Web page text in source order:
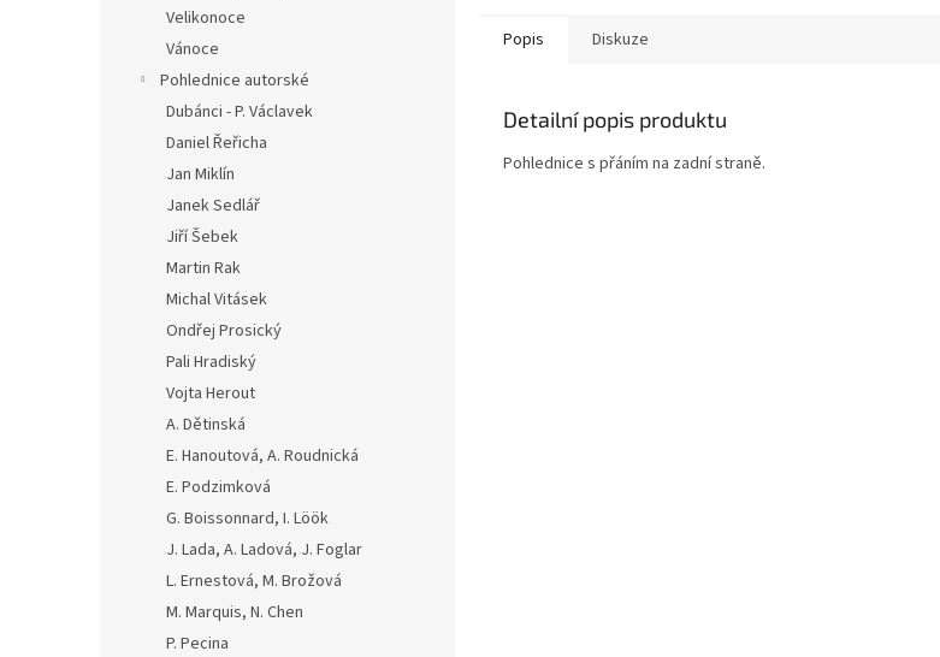
Velikonoce
Vánoce
Pohlednice autorské
Dubánci - P. Václavek
Daniel Řeřicha
Jan Miklín
Janek Sedlář
Jiří Šebek
Martin Rak
Michal Vitásek
Ondřej Prosický
Pali Hradiský
Vojta Herout
A. Dětinská
E. Hanoutová, A. Roudnická
E. Podzimková
G. Boissonnard, I. Löök
J. Lada, A. Ladová, J. Foglar
L. Ernestová, M. Brožová
M. Marquis, N. Chen
P. Pecina
Popis Diskuze
Detailní popis produktu
Pohlednice s přáním na zadní straně.